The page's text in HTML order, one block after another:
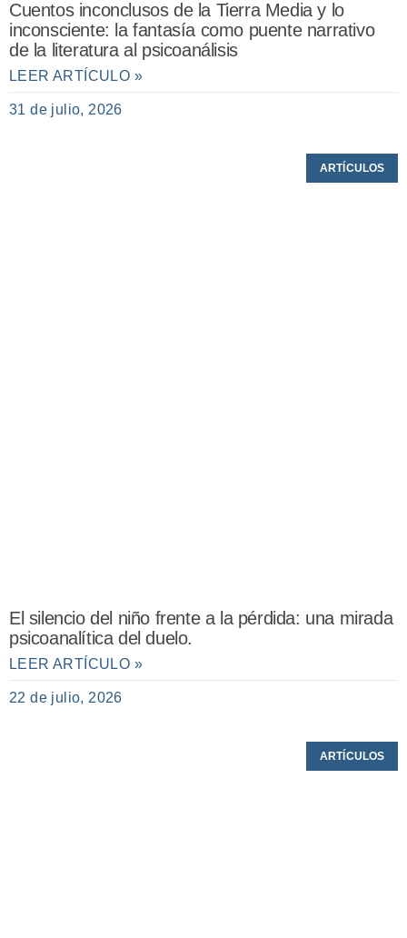
Cuentos inconclusos de la Tierra Media y lo
inconsciente: la fantasía como puente narrativo
de la literatura al psicoanálisis
LEER ARTÍCULO »
31 de julio, 2026
ARTÍCULOS
El silencio del niño frente a la pérdida: una mirada
psicoanalítica del duelo.
LEER ARTÍCULO »
22 de julio, 2026
ARTÍCULOS